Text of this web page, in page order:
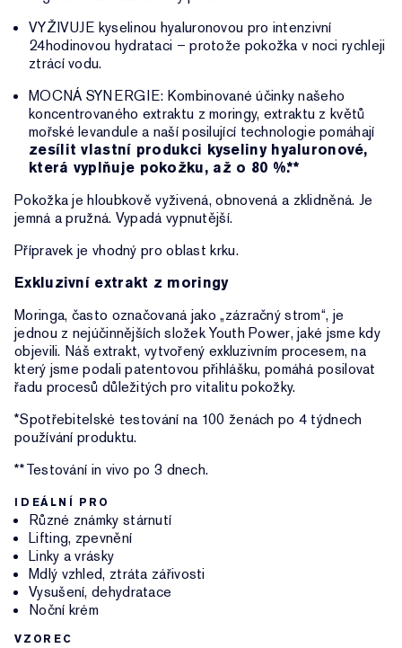
VYŽIVUJE kyselinou hyaluronovou pro intenzivní
24hodinovou hydrataci – protože pokožka v noci rychleji
ztrácí vodu.
MOCNÁ SYNERGIE: Kombinované účinky našeho
koncentrovaného extraktu z moringy, extraktu z květů
mořské levandule a naší posilující technologie pomáhají
zesílit vlastní produkci kyseliny hyaluronové,
která vyplňuje pokožku, až o 80 %.**
Pokožka je hloubkově vyživená, obnovená a zklidněná. Je
jemná a pružná. Vypadá vypnutější.
Přípravek je vhodný pro oblast krku.
Exkluzivní extrakt z moringy
Moringa, často označovaná jako „zázračný strom“, je
jednou z nejúčinnějších složek Youth Power, jaké jsme kdy
objevili. Náš extrakt, vytvořený exkluzivním procesem, na
který jsme podali patentovou přihlášku, pomáhá posilovat
řadu procesů důležitých pro vitalitu pokožky.
*Spotřebitelské testování na 100 ženách po 4 týdnech
používání produktu.
**Testování in vivo po 3 dnech.
IDEÁLNÍ PRO
Různé známky stárnutí
Lifting, zpevnění
Linky a vrásky
Mdlý vzhled, ztráta zářivosti
Vysušení, dehydratace
Noční krém
VZOREC